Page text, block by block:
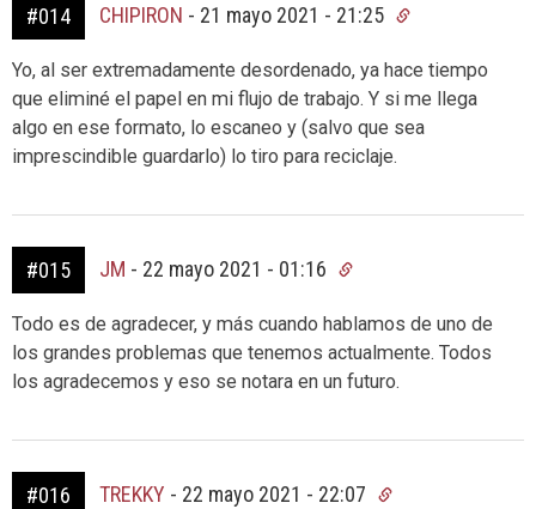
#014 CHIPIRON - 21 mayo 2021 - 21:25
Yo, al ser extremadamente desordenado, ya hace tiempo
que eliminé el papel en mi flujo de trabajo. Y si me llega
algo en ese formato, lo escaneo y (salvo que sea
imprescindible guardarlo) lo tiro para reciclaje.
#015 JM - 22 mayo 2021 - 01:16
Todo es de agradecer, y más cuando hablamos de uno de
los grandes problemas que tenemos actualmente. Todos
los agradecemos y eso se notara en un futuro.
#016 TREKKY - 22 mayo 2021 - 22:07